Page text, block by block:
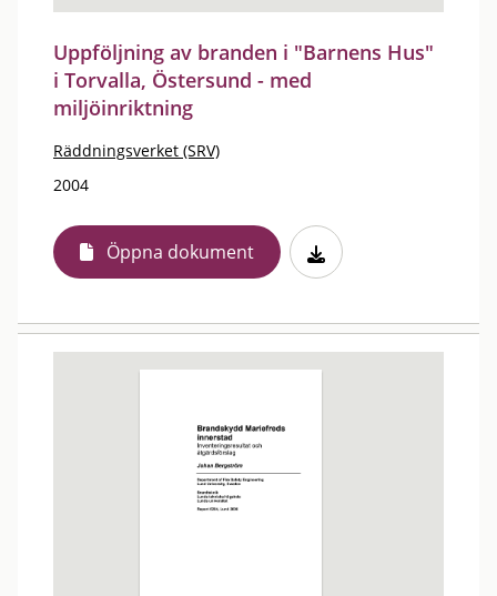
Uppföljning av branden i "Barnens Hus"
i Torvalla, Östersund - med
miljöinriktning
Räddningsverket (SRV)
2004
Öppna dokument